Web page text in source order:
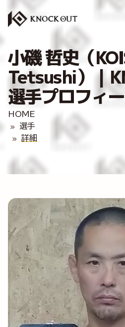
小磯 哲史（
Tetsushi）｜
選手プロフィ
HOME
選手
詳細